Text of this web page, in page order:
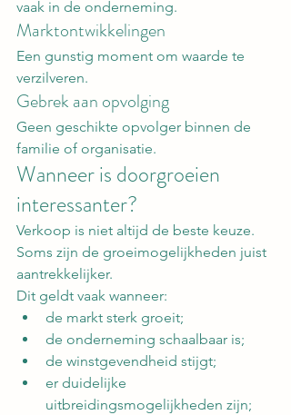
vaak in de onderneming.
Marktontwikkelingen
Een gunstig moment om waarde te
verzilveren.
Gebrek aan opvolging
Geen geschikte opvolger binnen de
familie of organisatie.
Wanneer is doorgroeien
interessanter?
Verkoop is niet altijd de beste keuze.
Soms zijn de groeimogelijkheden juist
aantrekkelijker.
Dit geldt vaak wanneer:
de markt sterk groeit;
de onderneming schaalbaar is;
de winstgevendheid stijgt;
er duidelijke
uitbreidingsmogelijkheden zijn;